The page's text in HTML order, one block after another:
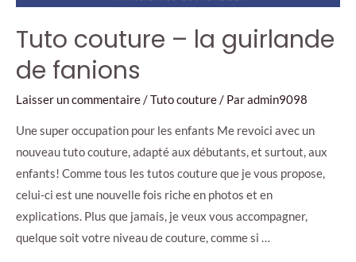
Tuto couture – la guirlande
de fanions
Laisser un commentaire/Tuto couture/ Paradmin9098
Une super occupation pour les enfants Me revoici avec un
nouveau tuto couture, adapté aux débutants, et surtout, aux
enfants! Comme tous les tutos couture que je vous propose,
celui-ci est une nouvelle fois riche en photos et en
explications. Plus que jamais, je veux vous accompagner,
quelque soit votre niveau de couture, comme si …